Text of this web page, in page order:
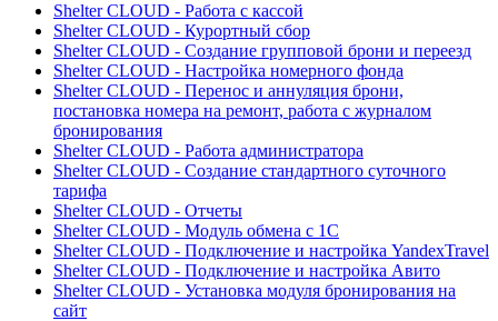
Shelter CLOUD - Работа с кассой
Shelter CLOUD - Курортный сбор
Shelter CLOUD - Создание групповой брони и переезд
Shelter CLOUD - Настройка номерного фонда
Shelter CLOUD - Перенос и аннуляция брони,
постановка номера на ремонт, работа с журналом
бронирования
Shelter CLOUD - Работа администратора
Shelter CLOUD - Создание стандартного суточного
тарифа
Shelter CLOUD - Отчеты
Shelter CLOUD - Модуль обмена с 1С
Shelter CLOUD - Подключение и настройка YandexTravel
Shelter CLOUD - Подключение и настройка Авито
Shelter CLOUD - Установка модуля бронирования на
сайт